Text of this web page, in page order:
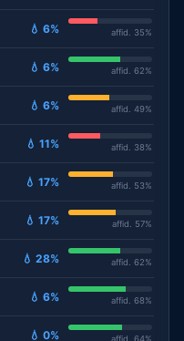
💧 6% affid. 35%
💧 6% affid. 62%
💧 6% affid. 49%
💧 11% affid. 38%
💧 17% affid. 53%
💧 17% affid. 57%
💧 28% affid. 62%
💧 6% affid. 68%
💧 0% affid. 64%